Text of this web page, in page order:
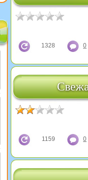
1328 0
1159 0